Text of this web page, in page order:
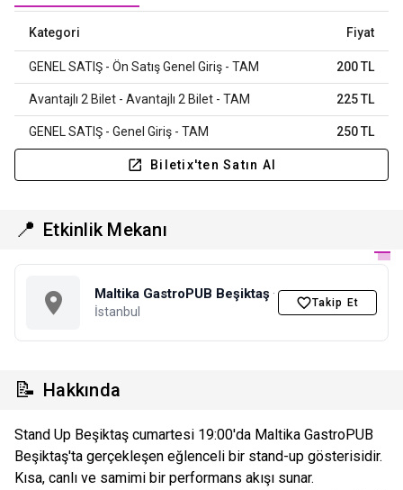
Kategori Fiyat
GENEL SATIŞ - Ön Satış Genel Giriş - TAM 200 TL
Avantajlı 2 Bilet - Avantajlı 2 Bilet - TAM 225 TL
GENEL SATIŞ - Genel Giriş - TAM 250 TL
Biletix'ten Satın Al
📍 Etkinlik Mekanı
Maltika GastroPUB Beşiktaş ·
İstanbul
Takip Et
📝 Hakkında
Stand Up Beşiktaş cumartesi 19:00'da Maltika GastroPUB
Beşiktaş'ta gerçekleşen eğlenceli bir stand-up gösterisidir.
Kısa, canlı ve samimi bir performans akışı sunar.